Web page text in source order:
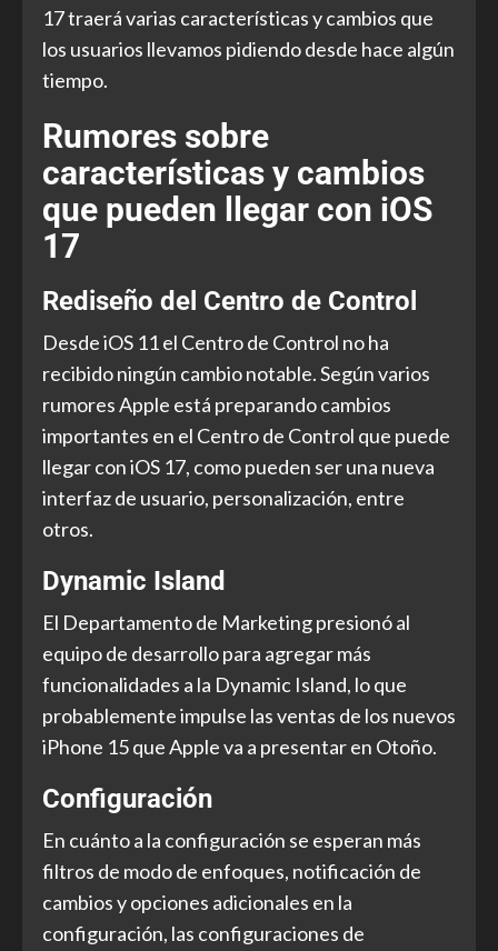
17 traerá varias características y cambios que
los usuarios llevamos pidiendo desde hace algún
tiempo.
Rumores sobre
características y cambios
que pueden llegar con iOS
17
Rediseño del Centro de Control
Desde iOS 11 el Centro de Control no ha
recibido ningún cambio notable. Según varios
rumores Apple está preparando cambios
importantes en el Centro de Control que puede
llegar con iOS 17, como pueden ser una nueva
interfaz de usuario, personalización, entre
otros.
Dynamic Island
El Departamento de Marketing presionó al
equipo de desarrollo para agregar más
funcionalidades a la Dynamic Island, lo que
probablemente impulse las ventas de los nuevos
iPhone 15 que Apple va a presentar en Otoño.
Configuración
En cuánto a la configuración se esperan más
filtros de modo de enfoques, notificación de
cambios y opciones adicionales en la
configuración, las configuraciones de